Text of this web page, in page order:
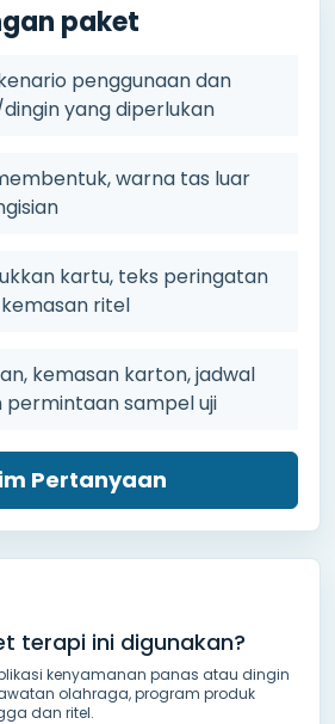
paket
penggunaan dan
yang diperlukan
warna tas luar
kartu, teks peringatan
ritel
kemasan karton, jadwal
permintaan sampel uji
Pertanyaan
terapi ini digunakan?
kenyamanan panas atau dingin
olahraga, program produk
dan ritel.